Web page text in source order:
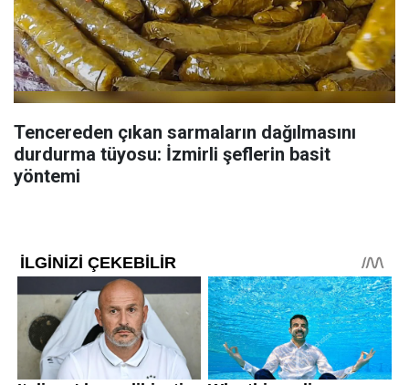
Tencereden çıkan sarmaların dağılmasını
durdurma tüyosu: İzmirli şeflerin basit
yöntemi